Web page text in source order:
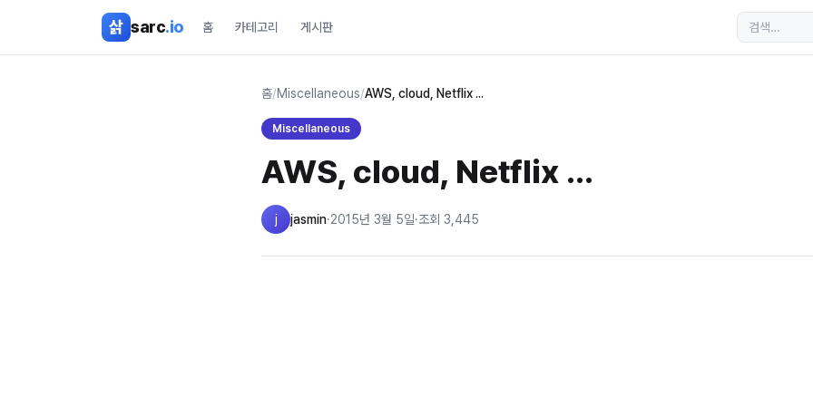
삵 sarc.io 홈 카테고리 게시판
홈/Miscellaneous/AWS, cloud, Netflix ...
Miscellaneous
AWS, cloud, Netflix ...
j jasmin·2015년 3월 5일·조회 3,445